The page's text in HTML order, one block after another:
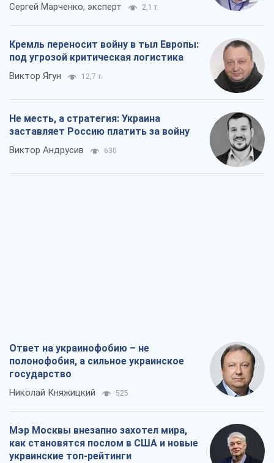
Сергей Марченко, эксперт 2,1 т.
Кремль переносит войну в тыл Европы:
под угрозой критическая логистика
Виктор Ягун 12,7 т.
Не месть, а стратегия: Украина
заставляет Россию платить за войну
Виктор Андрусив 630
Ответ на украинофобию – не
полонофобия, а сильное украинское
государство
Николай Княжицкий 525
Мэр Москвы внезапно захотел мира,
как становятся послом в США и новые
украинские топ-рейтинги